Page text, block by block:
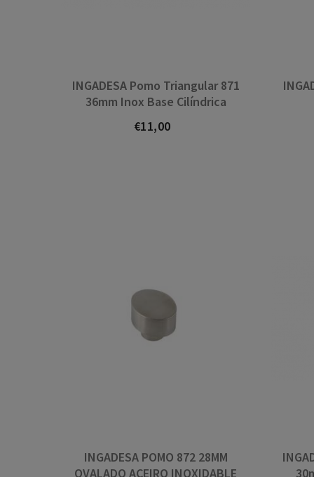
Alejandro Quiroga
INGADESA Pomo Triangular 871
36mm Inox Base Cilíndrica
Prezo
€11,00
INGADESA POMO 872 28MM
OVALADO ACEIRO INOXIDABLE